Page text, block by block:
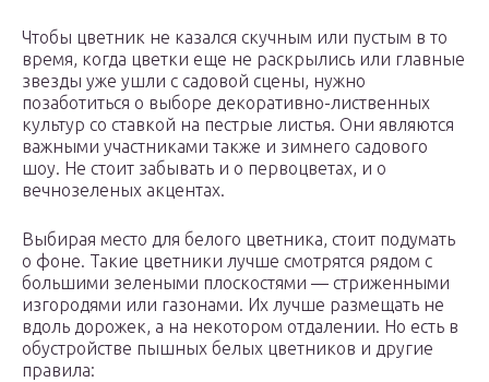
Чтобы цветник не казался скучным или пустым в то
время, когда цветки еще не раскрылись или главные
звезды уже ушли с садовой сцены, нужно
позаботиться о выборе декоративно-лиственных
культур со ставкой на пестрые листья. Они являются
важными участниками также и зимнего садового
шоу. Не стоит забывать и о первоцветах, и о
вечнозеленых акцентах.
Выбирая место для белого цветника, стоит подумать
о фоне. Такие цветники лучше смотрятся рядом с
большими зелеными плоскостями — стриженными
изгородями или газонами. Их лучше размещать не
вдоль дорожек, а на некотором отдалении. Но есть в
обустройстве пышных белых цветников и другие
правила: